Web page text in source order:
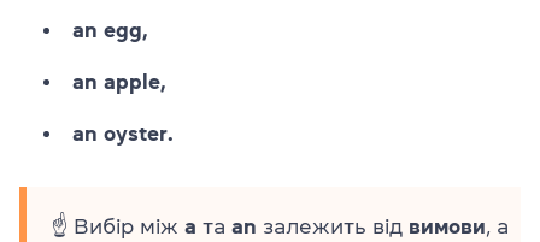
an egg,
an apple,
an oyster.
☝ Вибір між а та an залежить від вимови, а